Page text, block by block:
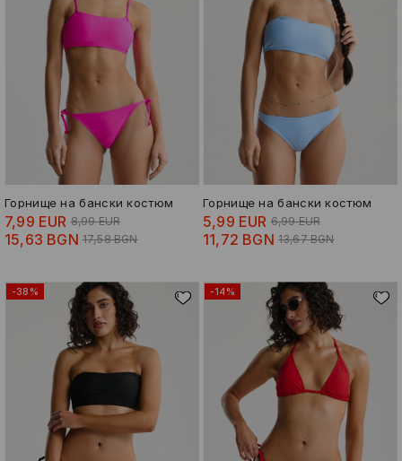
Горнище на бански костюм
7,99 EUR 8,99 EUR
15,63 BGN 17,58 BGN
Горнище на бански костюм
5,99 EUR 6,99 EUR
11,72 BGN 13,67 BGN
-38% -14%